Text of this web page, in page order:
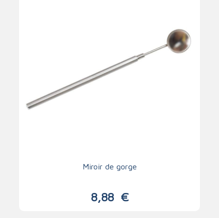
Miroir de gorge
8,88 €